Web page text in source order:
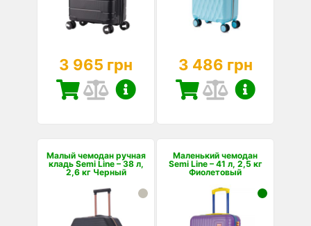
3 965 грн 3 486 грн
Малый чемодан ручная
кладь Semi Line – 38 л,
2,6 кг Черный
Маленький чемодан
Semi Line – 41 л, 2,5 кг
Фиолетовый